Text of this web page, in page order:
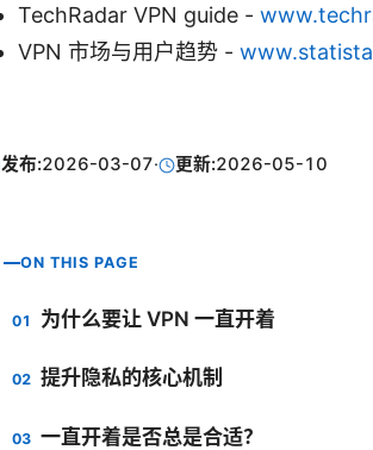
TechRadar VPN guide -
VPN 市场与用户趋势 -
发布:2026-03-07· 更新:2026-05-10
ON THIS PAGE
为什么要让 VPN 一直开着
提升隐私的核心机制
一直开着是否总是合适？